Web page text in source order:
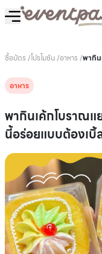
ซื้อบัตร /โปรโมชัน/อาหาร /พากิน
อาหาร
พากินเค้กโบราณแ
นี้อร่อยแบบต้องเบิ้